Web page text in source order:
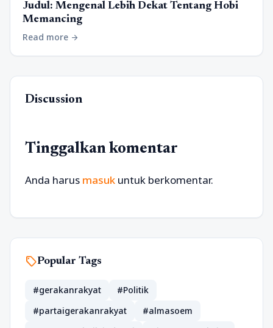
Judul: Mengenal Lebih Dekat Tentang Hobi
Memancing
Read more arrow_forward
Discussion
Tinggalkan komentar
Anda harus masuk untuk berkomentar.
sellPopular Tags
#gerakanrakyat
#Politik
#partaigerakanrakyat
#almasoem